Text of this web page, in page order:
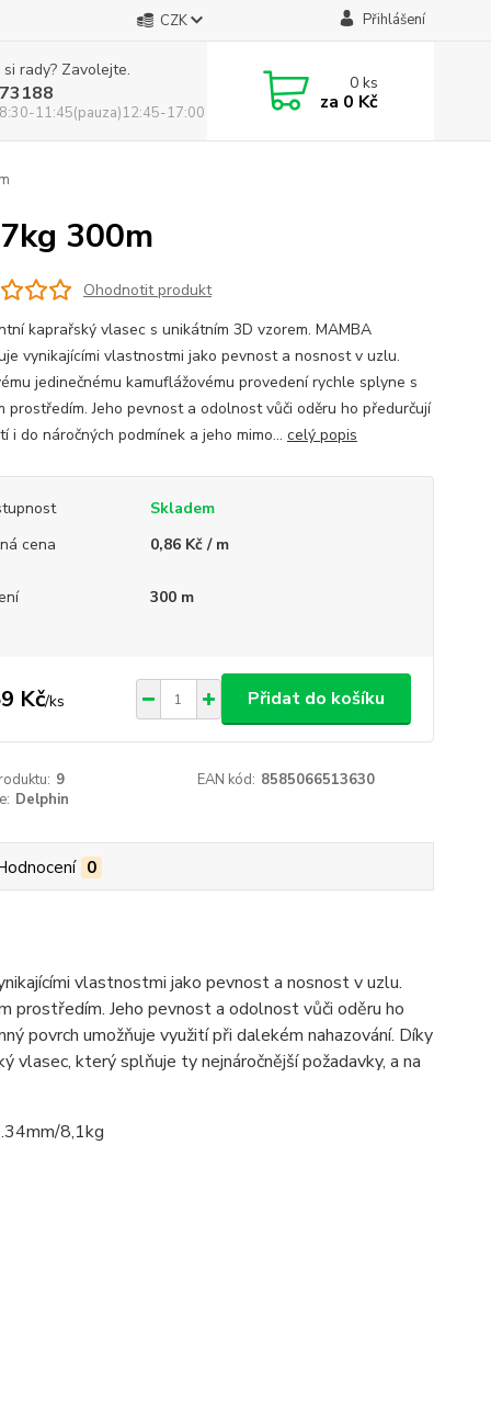
CZK Přihlášení
rady? Zavolejte.
11:45(pauza)12:45-17:00
0ks
za 0 Kč
300m
Ohodnotit produkt
kaprařský vlasec s unikátním 3D vzorem. MAMBA
vynikajícími vlastnostmi jako pevnost a nosnost v uzlu.
jedinečnému kamuflážovému provedení rychle splyne s
prostředím. Jeho pevnost a odolnost vůči oděru ho předurčují
i do náročných podmínek a jeho mimo... celý popis
Skladem
cena
0,86 Kč / m
300 m
Kč/ks Přidat do košíku
9 EAN kód: 8585066513630
Delphin
0
vlastnostmi jako pevnost a nosnost v uzlu.
prostředím. Jeho pevnost a odolnost vůči oděru ho
povrch umožňuje využití při dalekém nahazování. Díky
který splňuje ty nejnáročnější požadavky, a na
8,1kg